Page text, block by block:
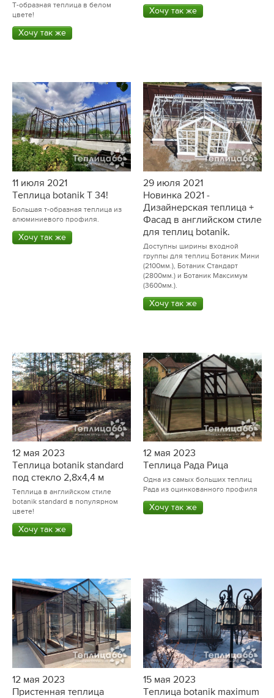
Т-образная теплица в белом
цвете!
Хочу так же
Хочу так же
11 июля 2021
Теплица botanik Т 34!
Большая т-образная теплица из
алюминиевого профиля.
Хочу так же
29 июля 2021
Новинка 2021 -
Дизайнерская теплица +
Фасад в английском стиле
для теплиц botanik.
Доступны ширины входной
группы для теплиц Ботаник Мини
(2100мм.), Ботаник Стандарт
(2800мм.) и Ботаник Максимум
(3600мм.).
Хочу так же
12 мая 2023
Теплица botanik standard
под стекло 2,8х4,4 м
Теплица в английском стиле
botanik standard в популярном
цвете!
Хочу так же
12 мая 2023
Теплица Рада Рица
Одна из самых больших теплиц
Рада из оцинкованного профиля
Хочу так же
12 мая 2023
Пристенная теплица
15 мая 2023
Теплица botanik maximum